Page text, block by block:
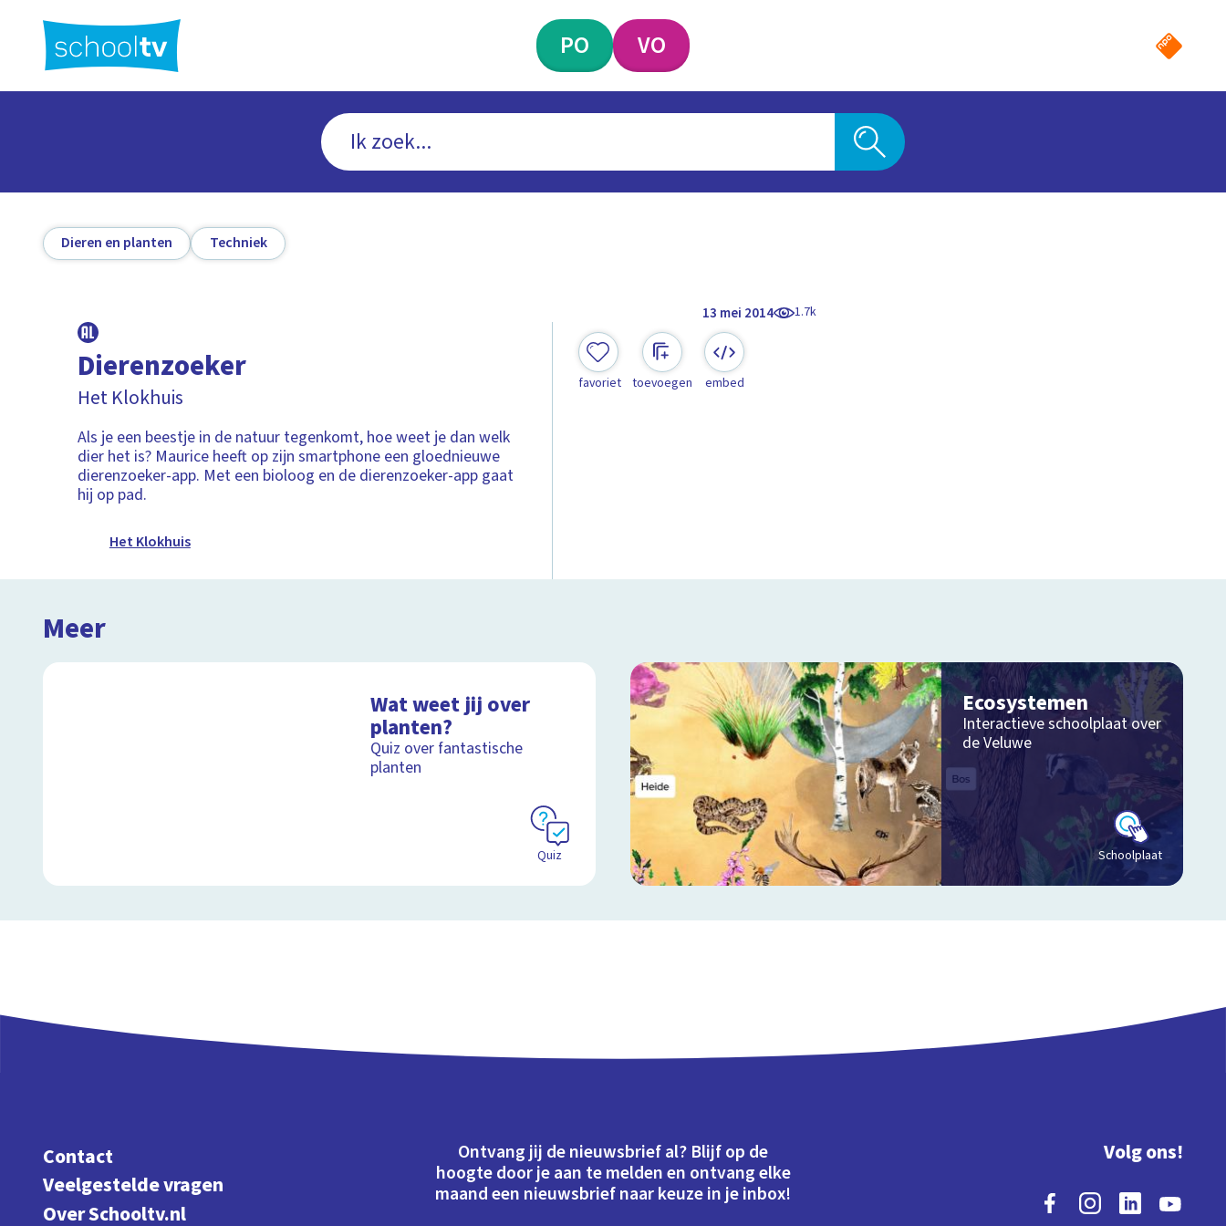
hoofdinhoud
PO VO
Dieren en planten Techniek
13 mei 2014 1.7k
Dierenzoeker
Het Klokhuis
Als je een beestje in de natuur tegenkomt, hoe weet je dan welk
dier het is? Maurice heeft op zijn smartphone een gloednieuwe
dierenzoeker-app. Met een bioloog en de dierenzoeker-app gaat
hij op pad.
Het Klokhuis
favoriet toevoegen embed
Meer
Wat weet jij over
planten?
Quiz over fantastische
planten
Quiz
Ecosystemen
Interactieve schoolplaat over
de Veluwe
Schoolplaat
Contact
Veelgestelde vragen
Over Schooltv.nl
Ontvang jij de nieuwsbrief al? Blijf op de
hoogte door je aan te melden en ontvang elke
maand een nieuwsbrief naar keuze in je inbox!
Volg ons!